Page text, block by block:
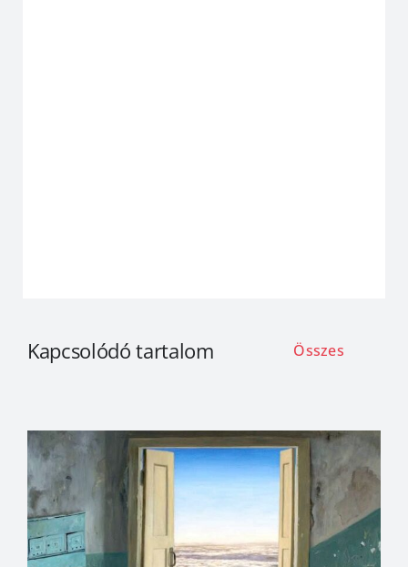
Kapcsolódó tartalom Összes